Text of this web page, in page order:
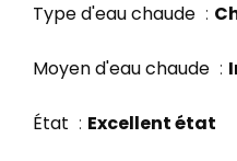
Type d'eau chaude
Moyen d'eau chaude
État Excellent état